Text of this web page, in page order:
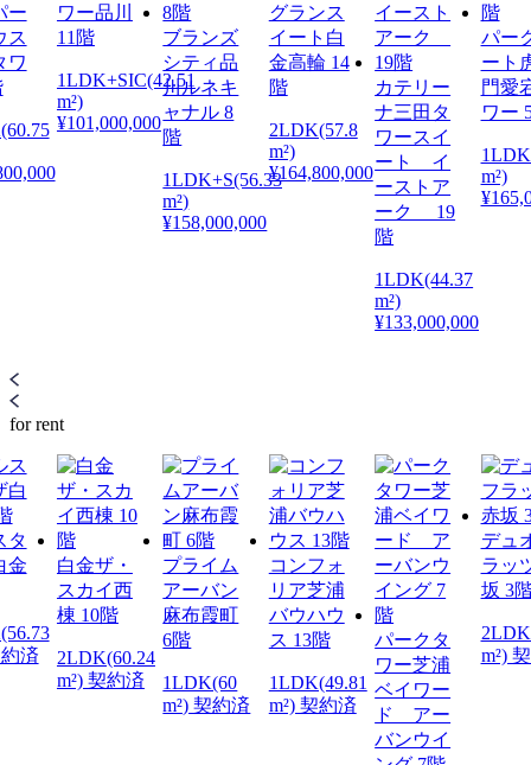
ー
ス
ワ
ワー品川
11階
1LDK+SIC(42.51
m²)
¥101,000,000
ブランズ
シティ品
川ルネキ
ャナル 8
階
1LDK+S(56.33
m²)
¥158,000,000
グランス
イート白
金高輪 14
階
2LDK(57.8
m²)
¥164,800,000
カテリー
ナ三田タ
ワースイ
ート イ
ーストア
ーク 19
階
1LDK(44.37
m²)
¥133,000,000
パー
ート
門愛
ワー
m²)
for rent
タ
金
済
白金ザ・
スカイ西
棟 10階
2LDK(60.24
m²) 契約済
プライム
アーバン
麻布霞町
6階
1LDK(60
m²) 契約済
コンフォ
リア芝浦
バウハウ
ス 13階
1LDK(49.81
m²) 契約済
パークタ
ワー芝浦
ベイワー
ド アー
バンウイ
デュ
ラッ
坂 3
m²)